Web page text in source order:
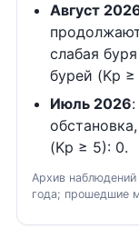
Август
слабая
бурей (Kp ≥
Июль 2026
(Kp ≥ 5): 0.
Архив
года; прошедшие